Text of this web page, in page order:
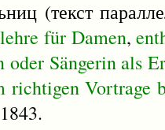
(текст
für Damen,
oder Sängerin als
richtigen Vortrage